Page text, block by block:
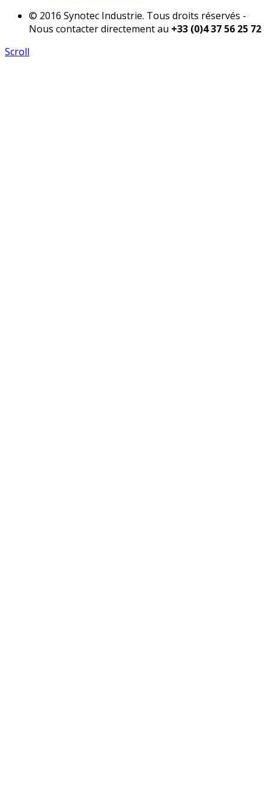
© 2016 Synotec Industrie. Tous droits réservés -
Nous contacter directement au +33 (0)4 37 56 25 72
Scroll